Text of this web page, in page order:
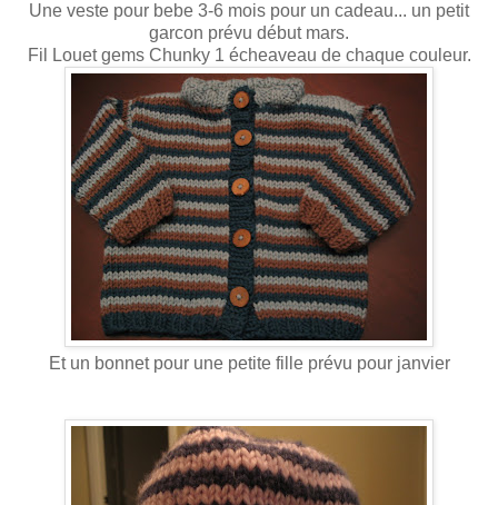
Une veste pour bebe 3-6 mois pour un cadeau... un petit
garcon prévu début mars.
Fil Louet gems Chunky 1 écheaveau de chaque couleur.
Et un bonnet pour une petite fille prévu pour janvier